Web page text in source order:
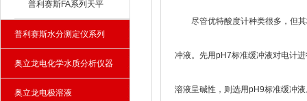
普利赛斯FA系列天平
普利赛斯水分测定仪系列
奥立龙电化学水质分析仪器
奥立龙电极溶液
尽管优特酸度计种类很多，但其
冲液。先用pH7标准缓冲液对电计
溶液呈碱性，则选用pH9标准缓冲